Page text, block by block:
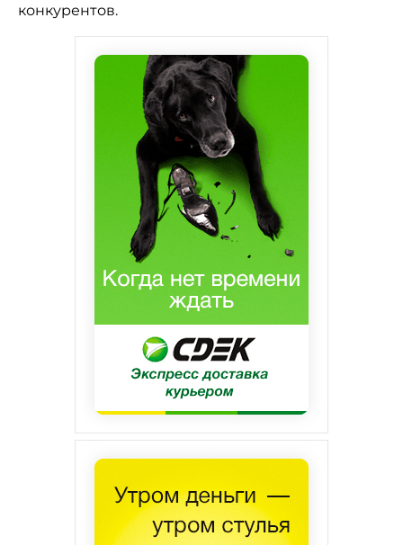
конкурентов.